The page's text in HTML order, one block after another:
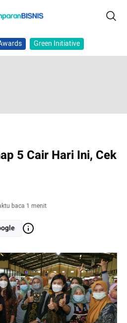
Green Initiative
5 Cair Hari Ini, Cek
baca 1 menit